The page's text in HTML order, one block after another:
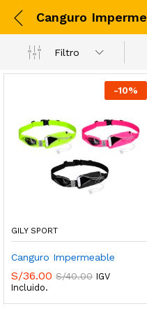
Canguro
Filtro
-10%
GILY SPORT
Canguro Impermeable
S/36.00 S/40.00 IGV
Incluido.